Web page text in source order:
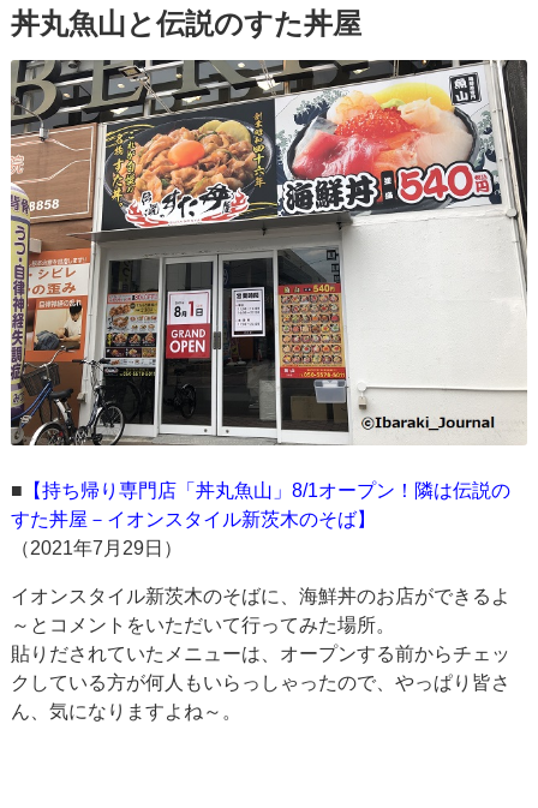
丼丸魚山と伝説のすた丼屋
■ 【持ち帰り専門店「丼丸魚山」8/1オープン！隣は伝説の
すた丼屋－イオンスタイル新茨木のそば】
（2021年7月29日）
イオンスタイル新茨木のそばに、海鮮丼のお店ができるよ
～とコメントをいただいて行ってみた場所。
貼りだされていたメニューは、オープンする前からチェッ
クしている方が何人もいらっしゃったので、やっぱり皆さ
ん、気になりますよね～。